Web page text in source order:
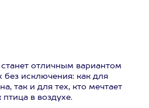
отличным вариантом
без исключения: как для
так и для тех, кто мечтает
в воздухе.